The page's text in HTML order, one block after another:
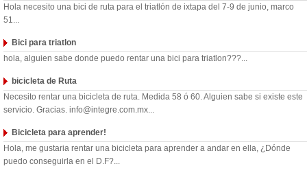
Hola necesito una bici de ruta para el triatlón de ixtapa del 7-9 de junio, marco
51...
Bici para triatlon
hola, alguien sabe donde puedo rentar una bici para triatlon???...
bicicleta de Ruta
Necesito rentar una bicicleta de ruta. Medida 58 ó 60. Alguien sabe si existe este
servicio. Gracias. info@integre.com.mx...
Bicicleta para aprender!
Hola, me gustaria rentar una bicicleta para aprender a andar en ella, ¿Dónde
puedo conseguirla en el D.F?...